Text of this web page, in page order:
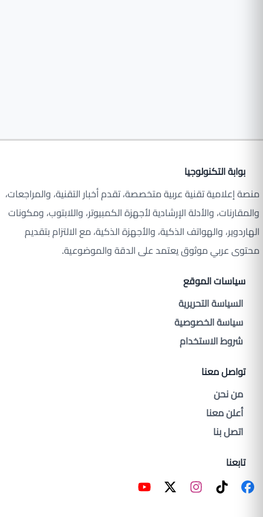
بوابة التكنولوجيا
منصة إعلامية تقنية عربية متخصصة، تقدم أخبار التقنية، والمراجعات،
والمقارنات، والأدلة الإرشادية لأجهزة الكمبيوتر، واللابتوب، ومكونات
الهاردوير، والهواتف الذكية، والأجهزة الذكية، مع الالتزام بتقديم
محتوى عربي موثوق يعتمد على الدقة والموضوعية.
سياسات الموقع
السياسة التحريرية
سياسة الخصوصية
شروط الاستخدام
تواصل معنا
من نحن
أعلن معنا
اتصل بنا
تابعنا